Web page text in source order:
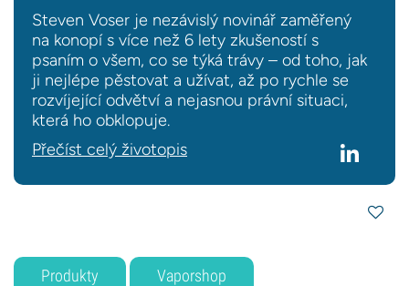
Steven Voser je nezávislý novinář zaměřený
na konopí s více než 6 lety zkušeností s
psaním o všem, co se týká trávy – od toho, jak
ji nejlépe pěstovat a užívat, až po rychle se
rozvíjející odvětví a nejasnou právní situaci,
která ho obklopuje.
Přečíst celý životopis
Produkty Vaporshop